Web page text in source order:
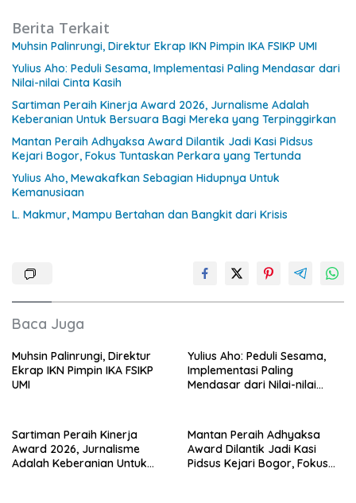
Berita Terkait
Muhsin Palinrungi, Direktur Ekrap IKN Pimpin IKA FSIKP UMI
Yulius Aho: Peduli Sesama, Implementasi Paling Mendasar dari
Nilai-nilai Cinta Kasih
Sartiman Peraih Kinerja Award 2026, Jurnalisme Adalah
Keberanian Untuk Bersuara Bagi Mereka yang Terpinggirkan
Mantan Peraih Adhyaksa Award Dilantik Jadi Kasi Pidsus
Kejari Bogor, Fokus Tuntaskan Perkara yang Tertunda
Yulius Aho, Mewakafkan Sebagian Hidupnya Untuk
Kemanusiaan
L. Makmur, Mampu Bertahan dan Bangkit dari Krisis
Baca Juga
Muhsin Palinrungi, Direktur
Ekrap IKN Pimpin IKA FSIKP
UMI
Yulius Aho: Peduli Sesama,
Implementasi Paling
Mendasar dari Nilai-nilai
Sartiman Peraih Kinerja
Award 2026, Jurnalisme
Adalah Keberanian Untuk
Mantan Peraih Adhyaksa
Award Dilantik Jadi Kasi
Pidsus Kejari Bogor, Fokus